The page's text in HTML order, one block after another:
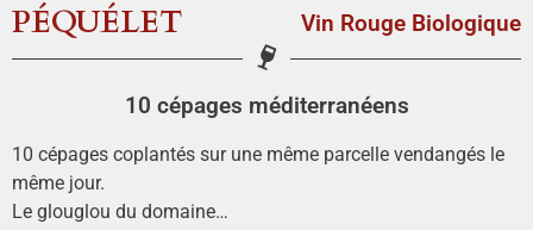
PÉQUÉLET Vin Rouge Biologique
10 cépages méditerranéens
10 cépages coplantés sur une même parcelle vendangés le
même jour.
Le glouglou du domaine…